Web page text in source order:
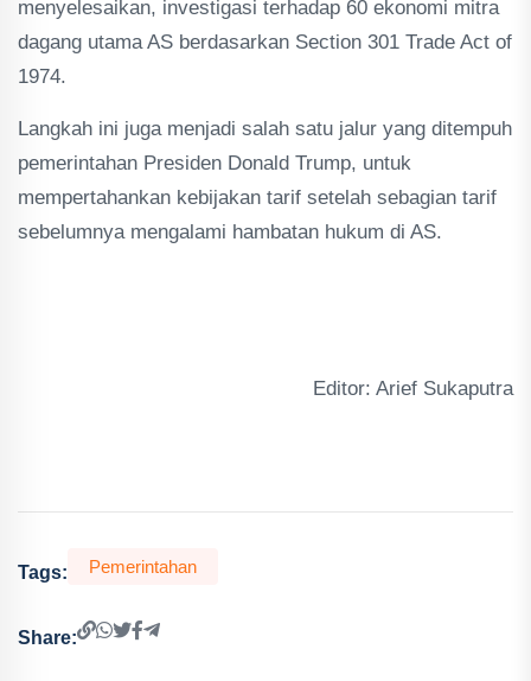
menyelesaikan, investigasi terhadap 60 ekonomi mitra
dagang utama AS berdasarkan Section 301 Trade Act of
1974.
Langkah ini juga menjadi salah satu jalur yang ditempuh
pemerintahan Presiden Donald Trump, untuk
mempertahankan kebijakan tarif setelah sebagian tarif
sebelumnya mengalami hambatan hukum di AS.
Editor: Arief Sukaputra
Tags: Pemerintahan
Share: